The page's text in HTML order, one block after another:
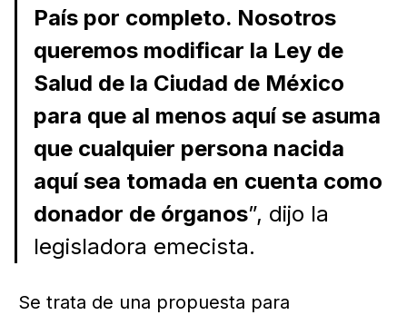
País por completo. Nosotros
queremos modificar la Ley de
Salud de la Ciudad de México
para que al menos aquí se asuma
que cualquier persona nacida
aquí sea tomada en cuenta como
donador de órganos”, dijo la
legisladora emecista.
Se trata de una propuesta para